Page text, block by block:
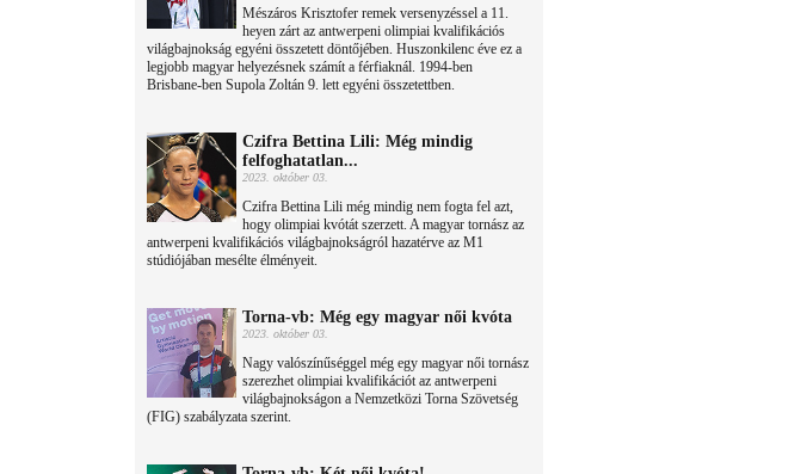
Mészáros Krisztofer remek versenyzéssel a 11.
heyen zárt az antwerpeni olimpiai kvalifikációs
világbajnokság egyéni összetett döntőjében. Huszonkilenc éve ez a
legjobb magyar helyezésnek számít a férfiaknál. 1994-ben
Brisbane-ben Supola Zoltán 9. lett egyéni összetettben.
Czifra Bettina Lili: Még mindig
felfoghatatlan...
2023. október 03.
Czifra Bettina Lili még mindig nem fogta fel azt,
hogy olimpiai kvótát szerzett. A magyar tornász az
antwerpeni kvalifikációs világbajnokságról hazatérve az M1
stúdiójában mesélte élményeit.
Torna-vb: Még egy magyar női kvóta
2023. október 03.
Nagy valószínűséggel még egy magyar női tornász
szerezhet olimpiai kvalifikációt az antwerpeni
világbajnokságon a Nemzetközi Torna Szövetség
(FIG) szabályzata szerint.